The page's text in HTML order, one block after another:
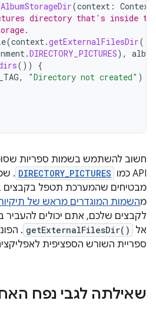
(context : Context
directory that's inside
(context.getExternalFilesDir(
.DIRECTORY_PICTURES),
())
{
, "Directory not created" )
חשוב להשתמש בשמות ספריות
API כמו
DIRECTORY_PICTURES
.
מבטיחים שהמערכת תטפל בקבצים
מהשמות המוגדרים מראש של
לקבצים שלכם, אתם יכולים
אל getExternalFilesDir()
.
ספריית השורש הספציפית
שאילתה לגבי נפח